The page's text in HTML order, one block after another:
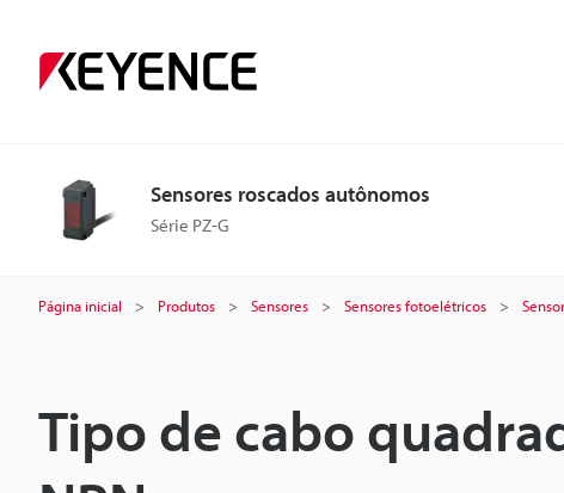
Sensores roscados autônomos
Série PZ-G
Página inicial Produtos Sensores Sensores fotoelétricos
Tipo de cabo